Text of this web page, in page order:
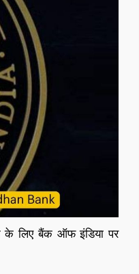
के लिए बैंक ऑफ इंडिया पर